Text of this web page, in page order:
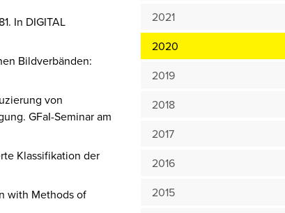
In DIGITAL
Bildverbänden:
von
GFaI-Seminar am
Klassifikation der
with Methods of
2021
2020
2019
2018
2017
2016
2015